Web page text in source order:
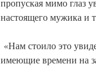
пропуская мимо глаз
настоящего мужика и
«Нам стоило это
имеющие времени на